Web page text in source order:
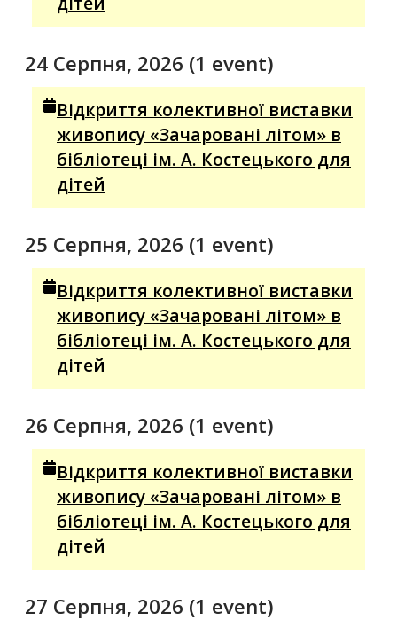
24 Серпня, 2026 (1 event)
Відкриття колективної виставки
живопису «Зачаровані літом» в
бібліотеці ім. А. Костецького для
дітей
25 Серпня, 2026 (1 event)
Відкриття колективної виставки
живопису «Зачаровані літом» в
бібліотеці ім. А. Костецького для
дітей
26 Серпня, 2026 (1 event)
Відкриття колективної виставки
живопису «Зачаровані літом» в
бібліотеці ім. А. Костецького для
дітей
27 Серпня, 2026 (1 event)